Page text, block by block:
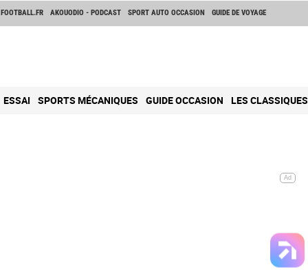
FOOTBALL.FR AKOUODIO - PODCAST SPORT AUTO OCCASION GUIDE DE VOYAGE
ESSAI SPORTS MÉCANIQUES GUIDE OCCASION LES CLASSIQUES